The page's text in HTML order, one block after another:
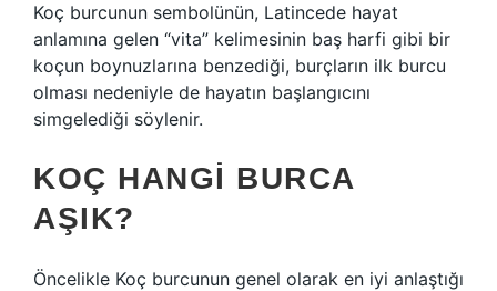
Koç burcunun sembolünün, Latincede hayat
anlamına gelen “vita” kelimesinin baş harfi gibi bir
koçun boynuzlarına benzediği, burçların ilk burcu
olması nedeniyle de hayatın başlangıcını
simgelediği söylenir.
KOÇ HANGI BURCA
AŞIK?
Öncelikle Koç burcunun genel olarak en iyi anlaştığı